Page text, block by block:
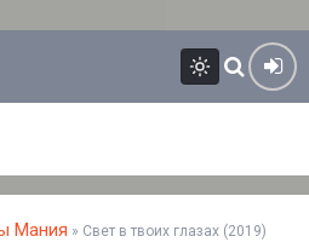
Мания » Свет в твоих глазах (2019)